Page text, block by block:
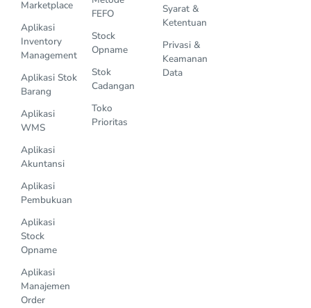
Marketplace
Aplikasi
Inventory
Management
Aplikasi Stok
Barang
Aplikasi
WMS
Aplikasi
Akuntansi
Aplikasi
Pembukuan
Aplikasi
Stock
Opname
Aplikasi
Manajemen
Order
FEFO
Stock
Opname
Stok
Cadangan
Toko
Prioritas
Syarat &
Ketentuan
Privasi &
Keamanan
Data